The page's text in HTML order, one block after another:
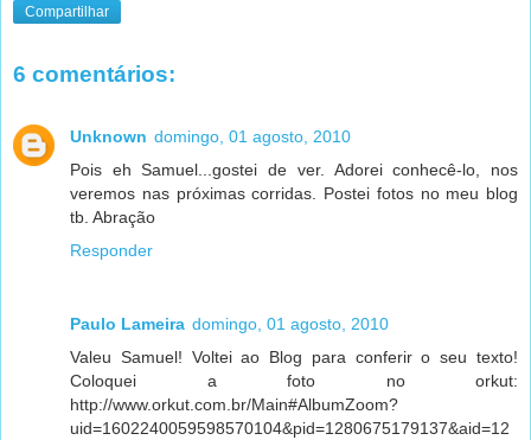
Compartilhar
6 comentários:
Unknown domingo, 01 agosto, 2010
Pois eh Samuel...gostei de ver. Adorei conhecê-lo, nos
veremos nas próximas corridas. Postei fotos no meu blog
tb. Abração
Responder
Paulo Lameira domingo, 01 agosto, 2010
Valeu Samuel! Voltei ao Blog para conferir o seu texto!
Coloquei a foto no orkut:
http://www.orkut.com.br/Main#AlbumZoom?
uid=1602240059598570104&pid=1280675179137&aid=12